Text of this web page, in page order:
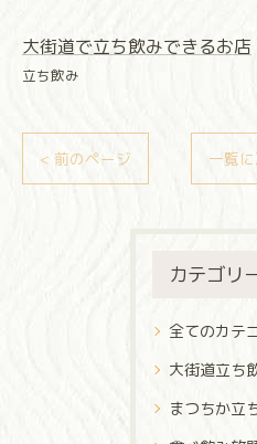
大街道で立ち飲みできるお店
立ち飲み
< 前のページ 一覧
カテゴリ
全てのカテ
大街道立ち
まつちか立